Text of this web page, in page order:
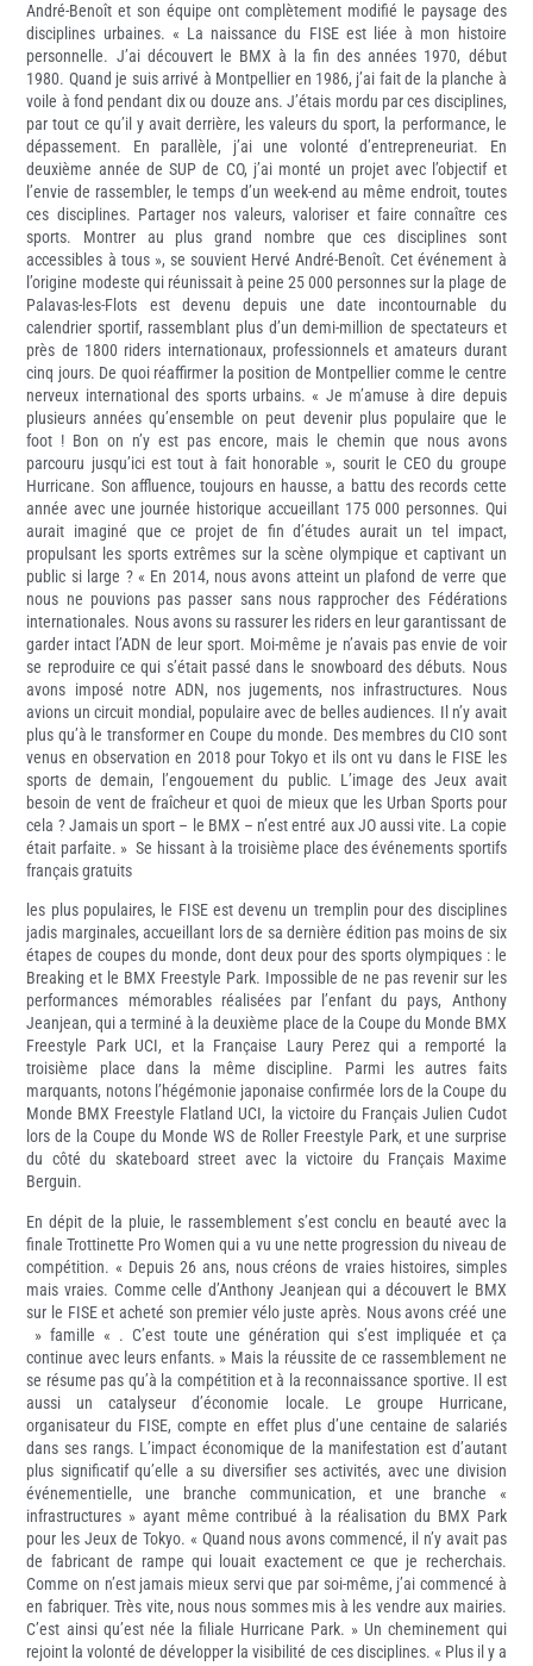
André-Benoît et son équipe ont complètement modifié le paysage des
disciplines urbaines. « La naissance du FISE est liée à mon histoire
personnelle. J’ai découvert le BMX à la fin des années 1970, début
1980. Quand je suis arrivé à Montpellier en 1986, j’ai fait de la planche à
voile à fond pendant dix ou douze ans. J’étais mordu par ces disciplines,
par tout ce qu’il y avait derrière, les valeurs du sport, la performance, le
dépassement. En parallèle, j’ai une volonté d’entrepreneuriat. En
deuxième année de SUP de CO, j’ai monté un projet avec l’objectif et
l’envie de rassembler, le temps d’un week-end au même endroit, toutes
ces disciplines. Partager nos valeurs, valoriser et faire connaître ces
sports. Montrer au plus grand nombre que ces disciplines sont
accessibles à tous », se souvient Hervé André-Benoît. Cet événement à
l’origine modeste qui réunissait à peine 25 000 personnes sur la plage de
Palavas-les-Flots est devenu depuis une date incontournable du
calendrier sportif, rassemblant plus d’un demi-million de spectateurs et
près de 1800 riders internationaux, professionnels et amateurs durant
cinq jours. De quoi réaffirmer la position de Montpellier comme le centre
nerveux international des sports urbains. « Je m’amuse à dire depuis
plusieurs années qu’ensemble on peut devenir plus populaire que le
foot ! Bon on n’y est pas encore, mais le chemin que nous avons
parcouru jusqu’ici est tout à fait honorable », sourit le CEO du groupe
Hurricane. Son affluence, toujours en hausse, a battu des records cette
année avec une journée historique accueillant 175 000 personnes. Qui
aurait imaginé que ce projet de fin d’études aurait un tel impact,
propulsant les sports extrêmes sur la scène olympique et captivant un
public si large ? « En 2014, nous avons atteint un plafond de verre que
nous ne pouvions pas passer sans nous rapprocher des Fédérations
internationales. Nous avons su rassurer les riders en leur garantissant de
garder intact l’ADN de leur sport. Moi-même je n’avais pas envie de voir
se reproduire ce qui s’était passé dans le snowboard des débuts. Nous
avons imposé notre ADN, nos jugements, nos infrastructures. Nous
avions un circuit mondial, populaire avec de belles audiences. Il n’y avait
plus qu’à le transformer en Coupe du monde. Des membres du CIO sont
venus en observation en 2018 pour Tokyo et ils ont vu dans le FISE les
sports de demain, l’engouement du public. L’image des Jeux avait
besoin de vent de fraîcheur et quoi de mieux que les Urban Sports pour
cela ? Jamais un sport – le BMX – n’est entré aux JO aussi vite. La copie
était parfaite. » Se hissant à la troisième place des événements sportifs
français gratuits
les plus populaires, le FISE est devenu un tremplin pour des disciplines
jadis marginales, accueillant lors de sa dernière édition pas moins de six
étapes de coupes du monde, dont deux pour des sports olympiques : le
Breaking et le BMX Freestyle Park. Impossible de ne pas revenir sur les
performances mémorables réalisées par l’enfant du pays, Anthony
Jeanjean, qui a terminé à la deuxième place de la Coupe du Monde BMX
Freestyle Park UCI, et la Française Laury Perez qui a remporté la
troisième place dans la même discipline. Parmi les autres faits
marquants, notons l’hégémonie japonaise confirmée lors de la Coupe du
Monde BMX Freestyle Flatland UCI, la victoire du Français Julien Cudot
lors de la Coupe du Monde WS de Roller Freestyle Park, et une surprise
du côté du skateboard street avec la victoire du Français Maxime
Berguin.
En dépit de la pluie, le rassemblement s’est conclu en beauté avec la
finale Trottinette Pro Women qui a vu une nette progression du niveau de
compétition. « Depuis 26 ans, nous créons de vraies histoires, simples
mais vraies. Comme celle d’Anthony Jeanjean qui a découvert le BMX
sur le FISE et acheté son premier vélo juste après. Nous avons créé une
» famille « . C’est toute une génération qui s’est impliquée et ça
continue avec leurs enfants. » Mais la réussite de ce rassemblement ne
se résume pas qu’à la compétition et à la reconnaissance sportive. Il est
aussi un catalyseur d’économie locale. Le groupe Hurricane,
organisateur du FISE, compte en effet plus d’une centaine de salariés
dans ses rangs. L’impact économique de la manifestation est d’autant
plus significatif qu’elle a su diversifier ses activités, avec une division
événementielle, une branche communication, et une branche «
infrastructures » ayant même contribué à la réalisation du BMX Park
pour les Jeux de Tokyo. « Quand nous avons commencé, il n’y avait pas
de fabricant de rampe qui louait exactement ce que je recherchais.
Comme on n’est jamais mieux servi que par soi-même, j’ai commencé à
en fabriquer. Très vite, nous nous sommes mis à les vendre aux mairies.
C’est ainsi qu’est née la filiale Hurricane Park. » Un cheminement qui
rejoint la volonté de développer la visibilité de ces disciplines. « Plus il y a